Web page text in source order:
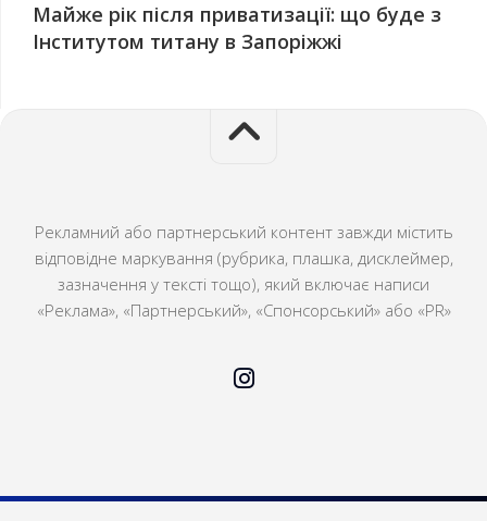
Майже рік після приватизації: що буде з
Інститутом титану в Запоріжжі
Рекламний або партнерський контент завжди містить
відповідне маркування (рубрика, плашка, дисклеймер,
зазначення у тексті тощо), який включає написи
«Реклама», «Партнерський», «Спонсорський» або «PR»